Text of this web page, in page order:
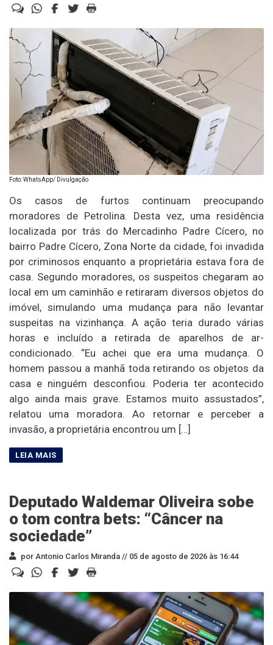
Foto: WhatsApp/ Divulgação
Os casos de furtos continuam preocupando
moradores de Petrolina. Desta vez, uma residência
localizada por trás do Mercadinho Padre Cícero, no
bairro Padre Cícero, Zona Norte da cidade, foi invadida
por criminosos enquanto a proprietária estava fora de
casa. Segundo moradores, os suspeitos chegaram ao
local em um caminhão e retiraram diversos objetos do
imóvel, simulando uma mudança para não levantar
suspeitas na vizinhança. A ação teria durado várias
horas e incluído a retirada de aparelhos de ar-
condicionado. “Eu achei que era uma mudança. O
homem passou a manhã toda retirando os objetos da
casa e ninguém desconfiou. Poderia ter acontecido
algo ainda mais grave. Estamos muito assustados”,
relatou uma moradora. Ao retornar e perceber a
invasão, a proprietária encontrou um […]
Deputado Waldemar Oliveira sobe
o tom contra bets: “Câncer na
sociedade”
por Antonio Carlos Miranda // 05 de agosto de 2026 às 16:44